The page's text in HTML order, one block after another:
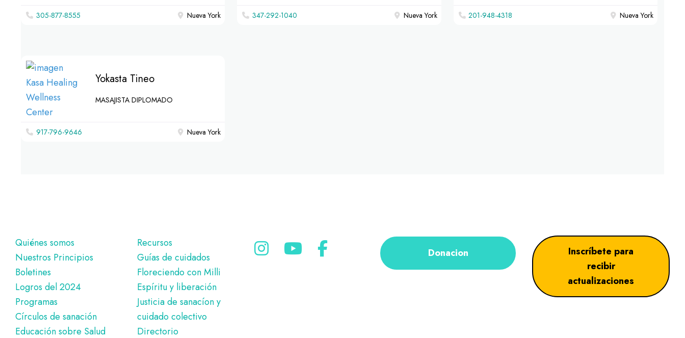
305-877-8555 Nueva York 347-292-1040 Nueva York 201-948-4318 Nueva York
Yokasta Tineo
MASAJISTA DIPLOMADO
917-796-9646 Nueva York
Pie
de
página
Quiénes somos
Nuestros Principios
Boletines
Logros del 2024
Programas
Círculos de sanación
Educación sobre Salud
Recursos
Guías de cuidados
Floreciendo con Milli
Espíritu y liberación
Justicia de sanacíon y
cuidado colectivo
Directorio
Donacion
Inscríbete para
recibir
actualizaciones